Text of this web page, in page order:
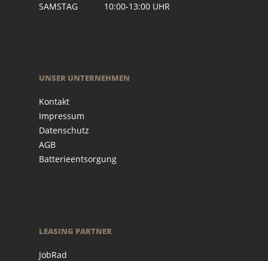
SAMSTAG 10:00-13:00 UHR
UNSER UNTERNEHMEN
Kontakt
Impressum
Datenschutz
AGB
Batterieentsorgung
LEASING PARTNER
JobRad